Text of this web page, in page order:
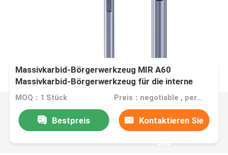
Massivkarbid-Börgerwerkzeug MIR A60
Massivkarbid-Börgerwerkzeug für die interne
Gewinde
MOQ：1 Stück Preis：negotiable , per the quantity and specification of order
Bestpreis Kontaktieren Sie
uns